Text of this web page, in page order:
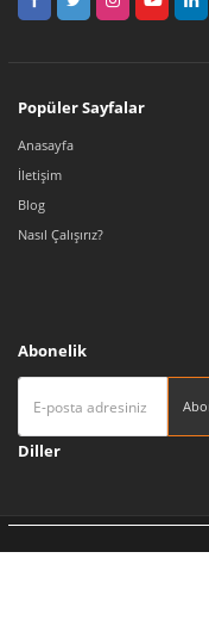
Popüler Sayfalar
Anasayfa
İletişim
Blog
Nasıl Çalışırız?
Abonelik
Diller